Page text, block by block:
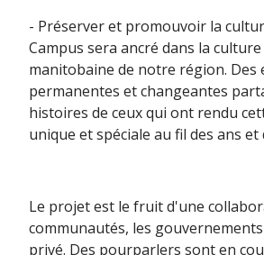
- Préserver et promouvoir la
Campus sera ancré dans la
manitobaine de notre région. Des
permanentes et changeantes
histoires de ceux qui ont rendu
unique et spéciale au fil des ans et
Le projet est le fruit d'une
communautés, les
privé. Des pourparlers sont en